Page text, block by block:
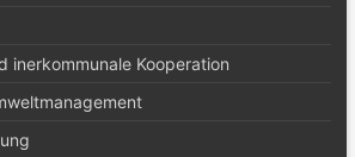
inerkommunale Kooperation